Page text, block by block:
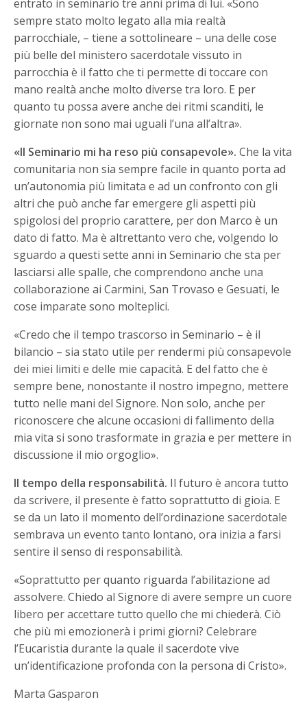
entrato in seminario tre anni prima di lui. «Sono
sempre stato molto legato alla mia realtà
parrocchiale, – tiene a sottolineare – una delle cose
più belle del ministero sacerdotale vissuto in
parrocchia è il fatto che ti permette di toccare con
mano realtà anche molto diverse tra loro. E per
quanto tu possa avere anche dei ritmi scanditi, le
giornate non sono mai uguali l’una all’altra».
«Il Seminario mi ha reso più consapevole». Che la vita
comunitaria non sia sempre facile in quanto porta ad
un’autonomia più limitata e ad un confronto con gli
altri che può anche far emergere gli aspetti più
spigolosi del proprio carattere, per don Marco è un
dato di fatto. Ma è altrettanto vero che, volgendo lo
sguardo a questi sette anni in Seminario che sta per
lasciarsi alle spalle, che comprendono anche una
collaborazione ai Carmini, San Trovaso e Gesuati, le
cose imparate sono molteplici.
«Credo che il tempo trascorso in Seminario – è il
bilancio – sia stato utile per rendermi più consapevole
dei miei limiti e delle mie capacità. E del fatto che è
sempre bene, nonostante il nostro impegno, mettere
tutto nelle mani del Signore. Non solo, anche per
riconoscere che alcune occasioni di fallimento della
mia vita si sono trasformate in grazia e per mettere in
discussione il mio orgoglio».
Il tempo della responsabilità. Il futuro è ancora tutto
da scrivere, il presente è fatto soprattutto di gioia. E
se da un lato il momento dell’ordinazione sacerdotale
sembrava un evento tanto lontano, ora inizia a farsi
sentire il senso di responsabilità.
«Soprattutto per quanto riguarda l’abilitazione ad
assolvere. Chiedo al Signore di avere sempre un cuore
libero per accettare tutto quello che mi chiederà. Ciò
che più mi emozionerà i primi giorni? Celebrare
l’Eucaristia durante la quale il sacerdote vive
un’identificazione profonda con la persona di Cristo».
Marta Gasparon